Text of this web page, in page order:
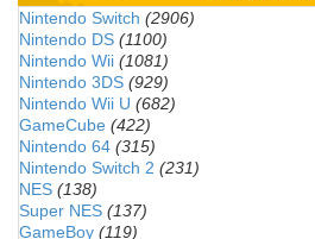
Nintendo Switch (2906)
Nintendo DS (1100)
Nintendo Wii (1081)
Nintendo 3DS (929)
Nintendo Wii U (682)
GameCube (422)
Nintendo 64 (315)
Nintendo Switch 2 (231)
NES (138)
Super NES (137)
GameBoy (119)